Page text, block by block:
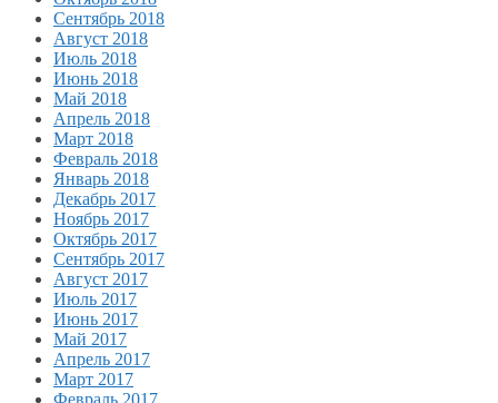
Сентябрь 2018
Август 2018
Июль 2018
Июнь 2018
Май 2018
Апрель 2018
Март 2018
Февраль 2018
Январь 2018
Декабрь 2017
Ноябрь 2017
Октябрь 2017
Сентябрь 2017
Август 2017
Июль 2017
Июнь 2017
Май 2017
Апрель 2017
Март 2017
Февраль 2017